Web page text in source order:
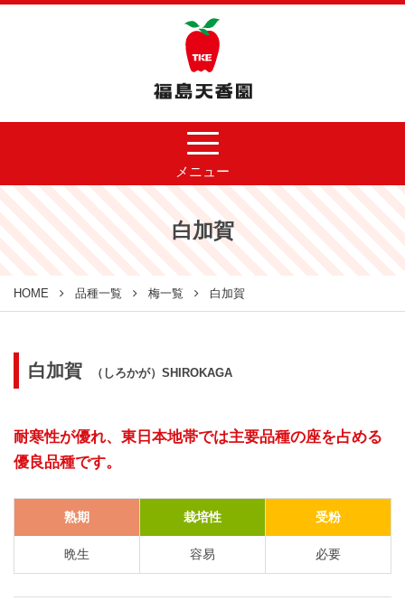
メニュー
白加賀
HOME 品種一覧 梅一覧 白加賀
白加賀 （しろかが）SHIROKAGA
耐寒性が優れ、東日本地帯では主要品種の座を占める
優良品種です。
熟期 栽培性 受粉
晩生 容易 必要